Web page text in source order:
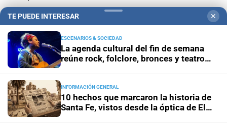
Podcasts Mirador Provincial VivíMejor SF
Puerto Negocios
Hemeroteca Digital (1930-1979)-Receptorías de avisos-
TE PUEDE INTERESAR ✕
ESCENARIOS & SOCIEDAD
La agenda cultural del fin de semana
reúne rock, folclore, bronces y teatro
INFORMACIÓN GENERAL
10 hechos que marcaron la historia de
Santa Fe, vistos desde la óptica de El